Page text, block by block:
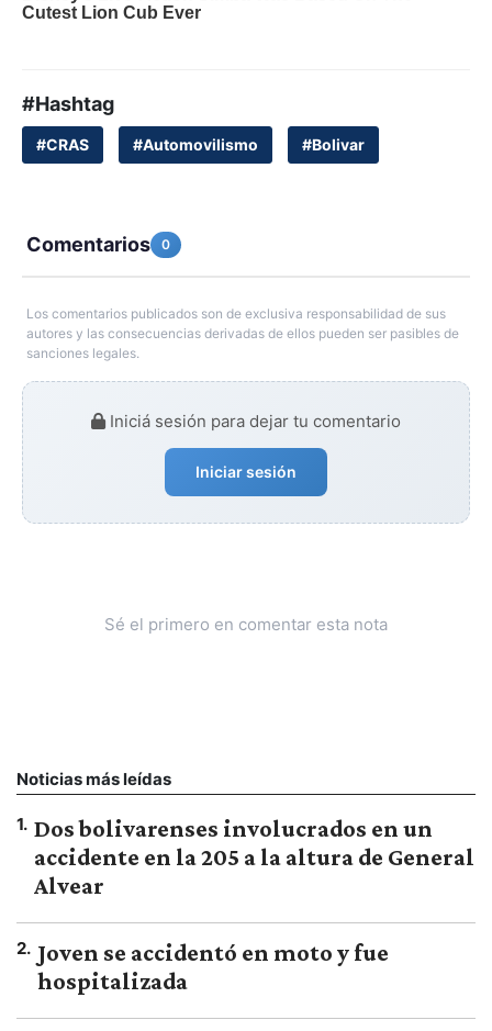
#Hashtag
#CRAS #Automovilismo #Bolivar
Comentarios 0
Los comentarios publicados son de exclusiva responsabilidad de sus
autores y las consecuencias derivadas de ellos pueden ser pasibles de
sanciones legales.
Iniciá sesión para dejar tu comentario
Iniciar sesión
Sé el primero en comentar esta nota
Noticias más leídas
1. Dos bolivarenses involucrados en un
accidente en la 205 a la altura de General
Alvear
2. Joven se accidentó en moto y fue
hospitalizada